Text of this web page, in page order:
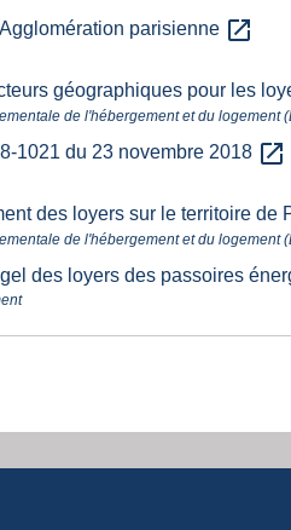
parisienne open_in_new
géographiques pour les
de l'hébergement et du logement
1021 du 23 novembre 2018 open_in_new
des loyers sur le territoire de
de l'hébergement et du logement
des loyers des passoires